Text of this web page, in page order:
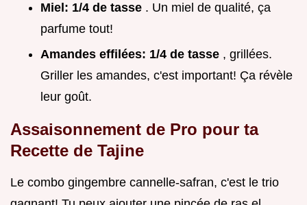
Miel: 1/4 de tasse . Un miel de qualité, ça
parfume tout!
Amandes effilées: 1/4 de tasse , grillées.
Griller les amandes, c'est important! Ça révèle
leur goût.
Assaisonnement de Pro pour ta
Recette de Tajine
Le combo gingembre cannelle-safran, c'est le trio